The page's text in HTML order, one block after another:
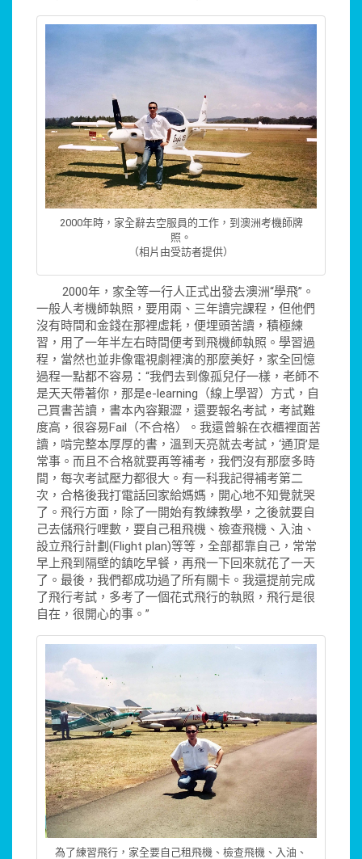
2000年時，家全辭去空服員的工作，到澳洲考機師牌
照。
（相片由受訪者提供）
2000年，家全等一行人正式出發去澳洲“學飛”。
一般人考機師執照，要用兩、三年讀完課程，但他們
沒有時間和金錢在那裡虛耗，便埋頭苦讀，積極練
習，用了一年半左右時間便考到飛機師執照。學習過
程，當然也並非像電視劇裡演的那麼美好，家全回憶
過程一點都不容易：“我們去到像孤兒仔一樣，老師不
是天天帶著你，那是e-learning（線上學習）方式，自
己買書苦讀，書本內容艱澀，還要報名考試，考試難
度高，很容易Fail（不合格）。我還曾躲在衣櫃裡面苦
讀，啃完整本厚厚的書，溫到天亮就去考試，‘通頂’是
常事。而且不合格就要再等補考，我們沒有那麼多時
間，每次考試壓力都很大。有一科我記得補考第二
次，合格後我打電話回家給媽媽，開心地不知覺就哭
了。飛行方面，除了一開始有教練教學，之後就要自
己去儲飛行哩數，要自己租飛機、檢查飛機、入油、
設立飛行計劃(Flight plan)等等，全部都靠自己，常常
早上飛到隔壁的鎮吃早餐，再飛一下回來就花了一天
了。最後，我們都成功過了所有關卡。我還提前完成
了飛行考試，多考了一個花式飛行的執照，飛行是很
自在，很開心的事。”
為了練習飛行，家全要自己租飛機、檢查飛機、入油、